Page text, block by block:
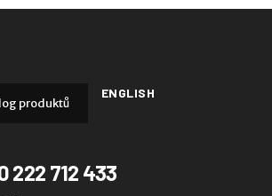
ENGLISH
produktů
222 712 433